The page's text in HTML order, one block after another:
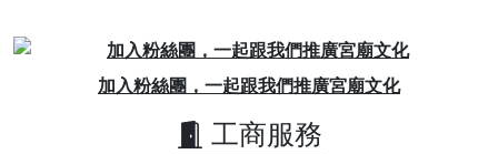
加入粉絲團，一起跟我們推廣宮廟文化
Previous
工商服務